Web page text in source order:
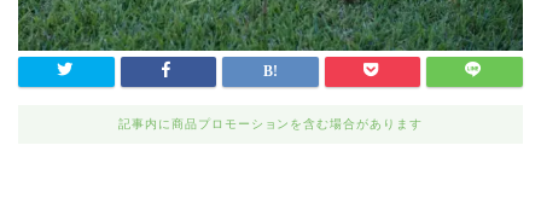
記事内に商品プロモーションを含む場合があります